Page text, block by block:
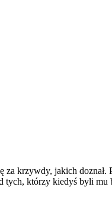
krzywdy, jakich
tych, którzy kiedyś byli mu